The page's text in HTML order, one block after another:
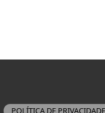
POLÍTICA DE PRIVACIDADE